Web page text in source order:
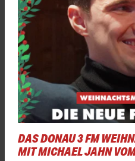
DAS DONAU 3 FM
MIT MICHAEL JAHN